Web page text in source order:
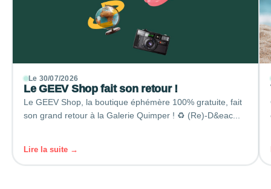
Le 30/07/2026
Le GEEV Shop fait son retour !
Le GEEV Shop, la boutique éphémère 100% gratuite, fait
son grand retour à la Galerie Quimper ! ♻️ (Re)-D&eac...
Lire la suite →